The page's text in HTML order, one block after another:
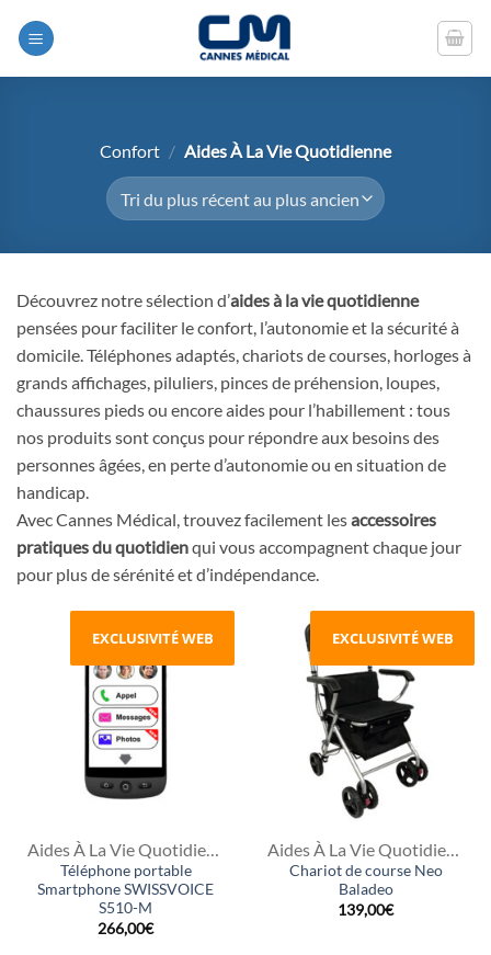
Confort / Aides À La Vie Quotidienne
Découvrez notre sélection d’aides à la vie quotidienne
pensées pour faciliter le confort, l’autonomie et la sécurité à
domicile. Téléphones adaptés, chariots de courses, horloges à
grands affichages, piluliers, pinces de préhension, loupes,
chaussures pieds ou encore aides pour l’habillement : tous
nos produits sont conçus pour répondre aux besoins des
personnes âgées, en perte d’autonomie ou en situation de
handicap.
Avec Cannes Médical, trouvez facilement lesaccessoires
pratiques du quotidienqui vous accompagnent chaque jour
pour plus de sérénité et d’indépendance.
EXCLUSIVITÉ WEB
Aides À La Vie Quotidienne
Téléphone portable
Smartphone SWISSVOICE
S510-M
266,00€
EXCLUSIVITÉ WEB
Aides À La Vie Quotidienne
Chariot de course Neo
Baladeo
139,00€
Panneau de gestion des cookies